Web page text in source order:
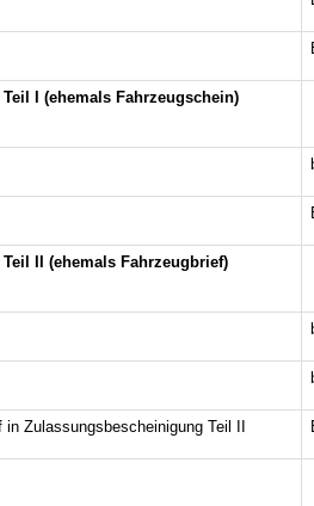
I (ehemals Fahrzeugschein)
II (ehemals Fahrzeugbrief)
Zulassungsbescheinigung Teil II